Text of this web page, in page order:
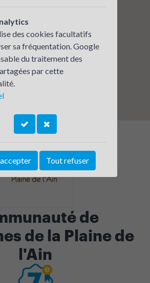
de
de la Plaine de
l'Ain
des cookies facultatifs
sa fréquentation. Google
du traitement des
par cette
Tout refuser